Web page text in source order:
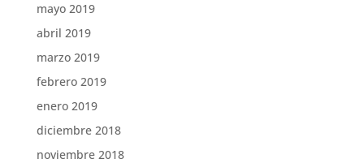
mayo 2019
abril 2019
marzo 2019
febrero 2019
enero 2019
diciembre 2018
noviembre 2018